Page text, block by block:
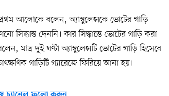
আলোকে বলেন, অ্যাম্বুলেন্সকে ভোটের গাড়ি
সিদ্ধান্ত দেননি। কার সিদ্ধান্তে ভোটের গাড়ি করা
মাত্র দুই ঘণ্টা অ্যাম্বুলেন্সটি ভোটের গাড়ি হিসেবে
গাড়িটি গ্যারেজে ফিরিয়ে আনা হয়।